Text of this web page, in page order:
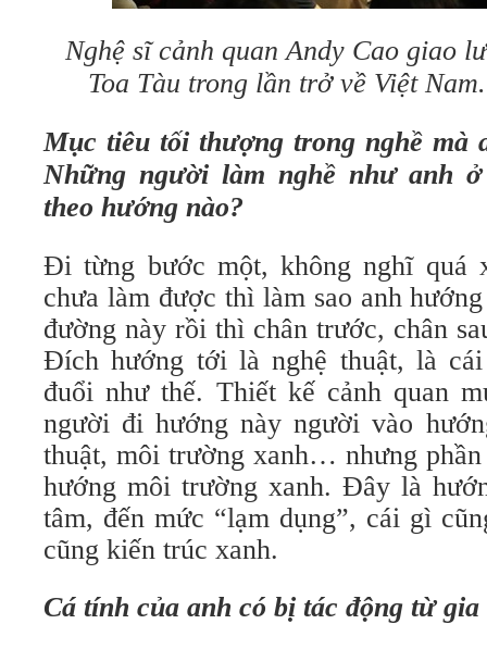
Nghệ sĩ cảnh quan Andy Cao giao
Toa Tàu trong lần trở về Việt
Mục tiêu tối thượng trong nghề mà
Những người làm nghề như anh
theo hướng nào?
Đi từng bước một, không nghĩ quá
chưa làm được thì làm sao anh
đường này rồi thì chân trước, chân
Đích hướng tới là nghệ thuật, là
đuổi như thế. Thiết kế cảnh quan
người đi hướng này người vào
thuật, môi trường xanh… nhưng
hướng môi trường xanh. Đây là
tâm, đến mức “lạm dụng”, cái gì
cũng kiến trúc xanh.
Cá tính của anh có bị tác động từ